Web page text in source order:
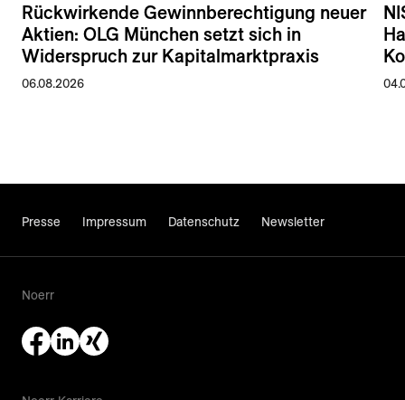
Rückwirkende Gewinnberechtigung neuer
Aktien: OLG München setzt sich in
Widerspruch zur Kapitalmarktpraxis
06.08.2026
Presse Impressum Datenschutz Newsletter
Noerr